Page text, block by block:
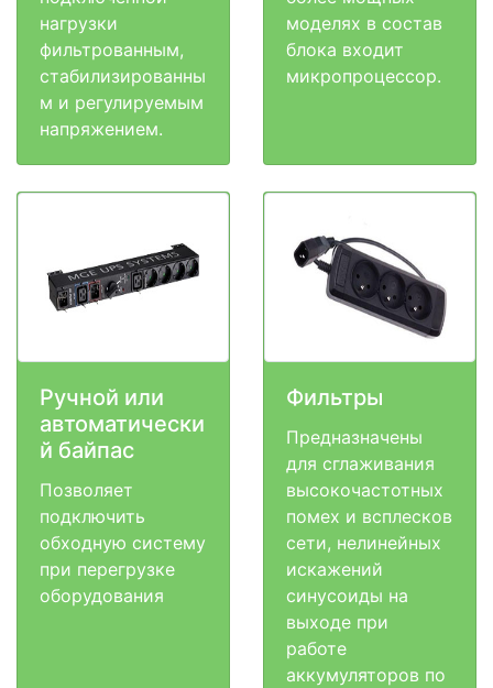
нагрузки
фильтрованным,
стабилизированны
м и регулируемым
напряжением.
моделях в состав
блока входит
микропроцессор.
Ручной или
автоматически
й байпас
Позволяет
подключить
обходную систему
при перегрузке
оборудования
Фильтры
Предназначены
для сглаживания
высокочастотных
помех и всплесков
сети, нелинейных
искажений
синусоиды на
выходе при
работе
аккумуляторов по